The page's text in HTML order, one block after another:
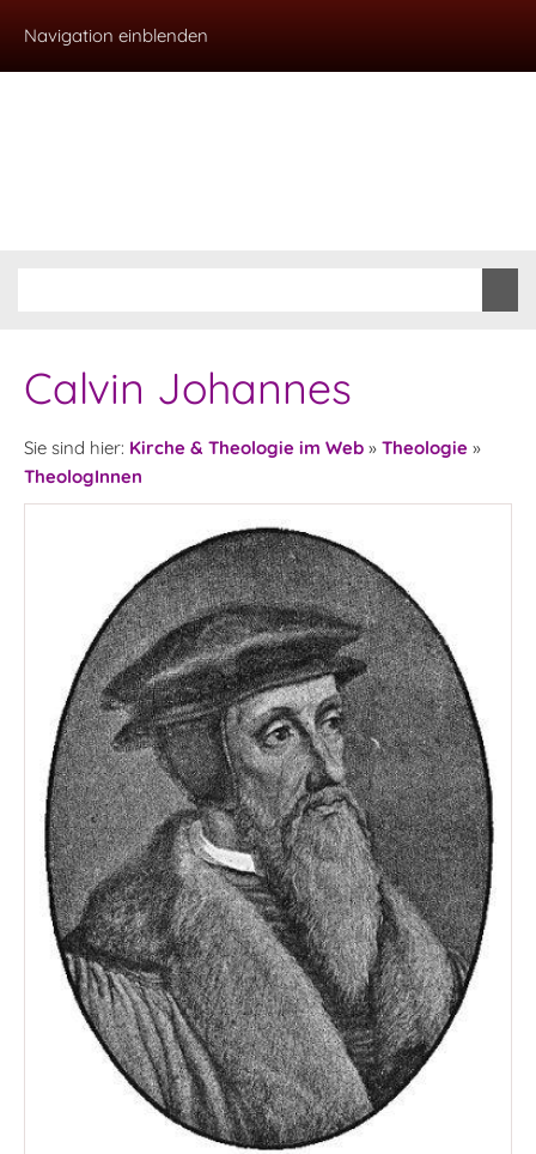
Navigation einblenden
Calvin Johannes
Sie sind hier: Kirche & Theologie im Web » Theologie »
TheologInnen